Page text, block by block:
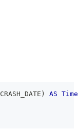
CRASH_DATE ) AS Time